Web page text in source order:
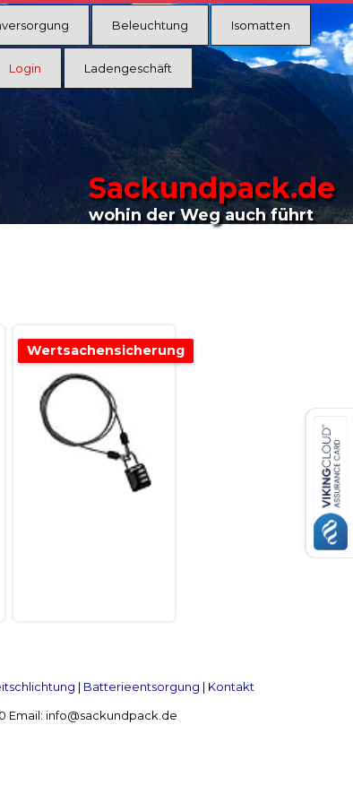
Beleuchtung Isomatten
Login Ladengeschäft
Sackundpack.de
wohin der Weg auch führt
Wertsachensicherung
| Batterieentsorgung | Kontakt
Email: info@sackundpack.de